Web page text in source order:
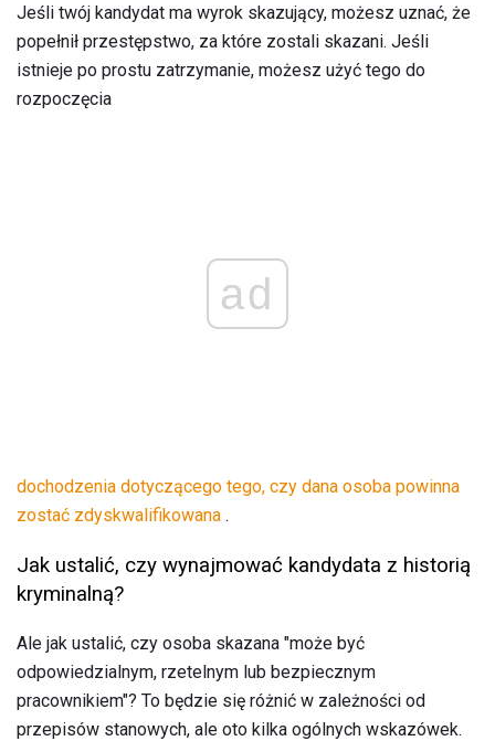
Jeśli twój kandydat ma wyrok skazujący, możesz uznać, że
popełnił przestępstwo, za które zostali skazani. Jeśli
istnieje po prostu zatrzymanie, możesz użyć tego do
rozpoczęcia
ad
dochodzenia dotyczącego tego, czy dana osoba powinna
zostać zdyskwalifikowana .
Jak ustalić, czy wynajmować kandydata z historią
kryminalną?
Ale jak ustalić, czy osoba skazana "może być
odpowiedzialnym, rzetelnym lub bezpiecznym
pracownikiem"? To będzie się różnić w zależności od
przepisów stanowych, ale oto kilka ogólnych wskazówek.